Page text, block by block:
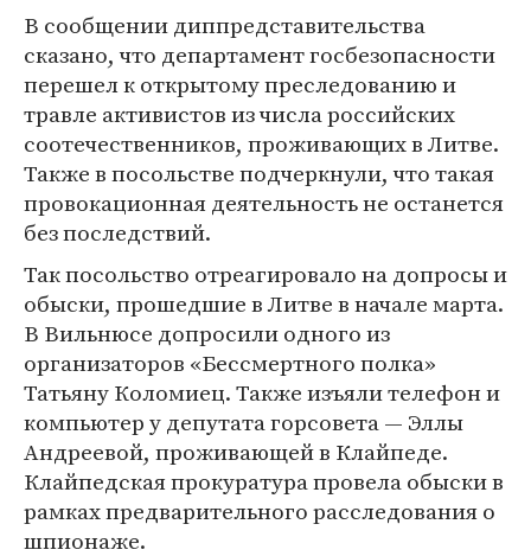
В сообщении диппредставительства
сказано, что департамент госбезопасности
перешел к открытому преследованию и
травле активистов из числа российских
соотечественников, проживающих в Литве.
Также в посольстве подчеркнули, что такая
провокационная деятельность не останется
без последствий.
Так посольство отреагировало на допросы и
обыски, прошедшие в Литве в начале марта.
В Вильнюсе допросили одного из
организаторов «Бессмертного полка»
Татьяну Коломиец. Также изъяли телефон и
компьютер у депутата горсовета — Эллы
Андреевой, проживающей в Клайпеде.
Клайпедская прокуратура провела обыски в
рамках предварительного расследования о
шпионаже.